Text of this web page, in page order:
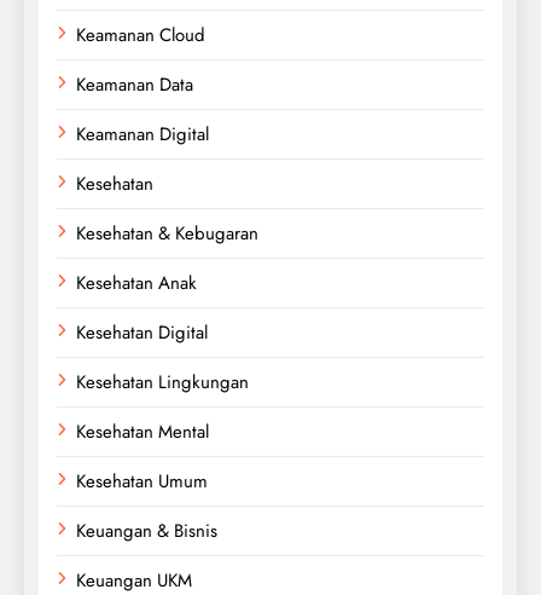
Keamanan Cloud
Keamanan Data
Keamanan Digital
Kesehatan
Kesehatan & Kebugaran
Kesehatan Anak
Kesehatan Digital
Kesehatan Lingkungan
Kesehatan Mental
Kesehatan Umum
Keuangan & Bisnis
Keuangan UKM